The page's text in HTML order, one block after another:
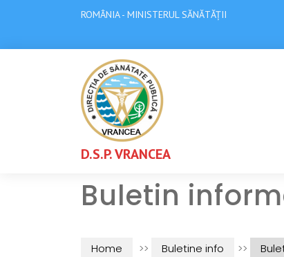
ROMÂNIA - MINISTERUL SĂNĂTĂȚII
D.S.P. VRANCEA
Buletin
Home >> Buletine info >>